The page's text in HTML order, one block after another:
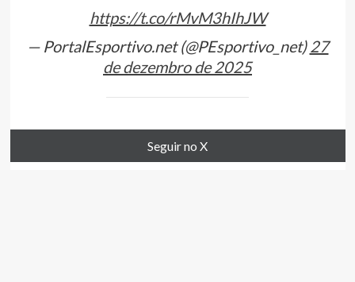
https://t.co/rMvM3hIhJW
— PortalEsportivo.net (@PEsportivo_net) 27
de dezembro de 2025
Seguir no X